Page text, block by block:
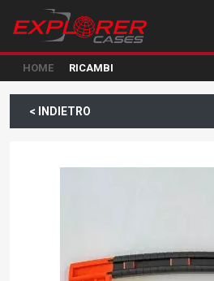
HOME RICAMBI
< INDIETRO